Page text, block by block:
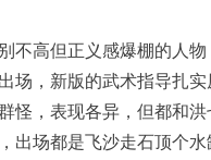
不高但正义感爆棚的人
场，新版的武术指导扎
怪，表现各异，但都和
出场都是飞沙走石顶个